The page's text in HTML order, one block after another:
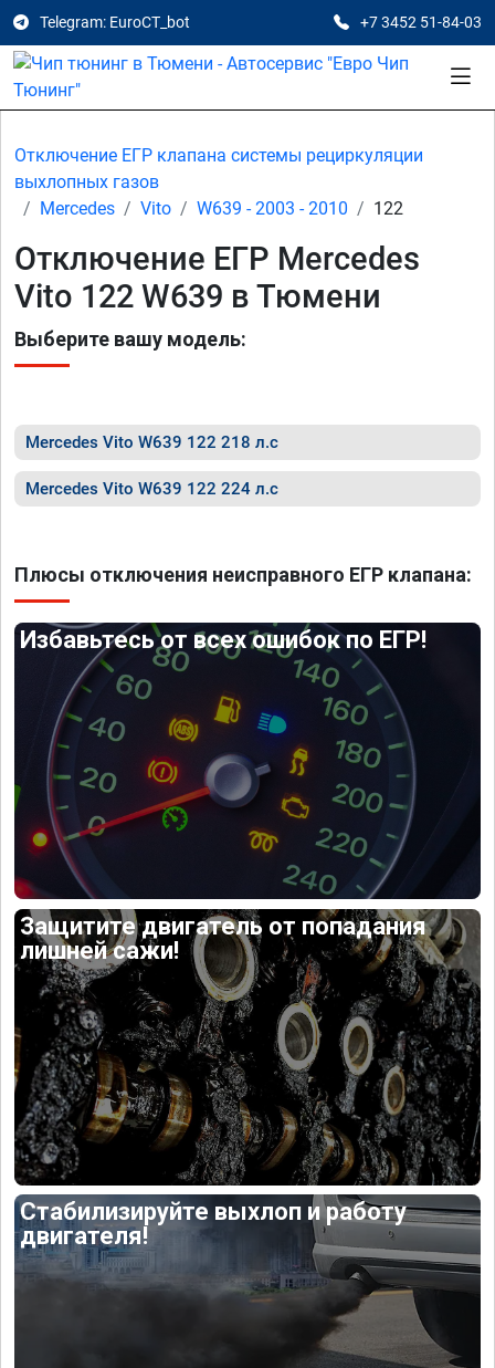
Telegram: EuroCT_bot +7 3452 51-84-03
Отключение ЕГР клапана системы рециркуляции
выхлопных газов
Mercedes
Vito W639 - 2003 - 2010 122
Отключение ЕГР Mercedes
Vito 122 W639 в Тюмени
Выберите вашу модель:
Mercedes Vito W639 122 218 л.с
Mercedes Vito W639 122 224 л.с
Плюсы отключения неисправного ЕГР клапана:
Избавьтесь от всех ошибок по ЕГР!
Защитите двигатель от попадания
лишней сажи!
Стабилизируйте выхлоп и работу
двигателя!